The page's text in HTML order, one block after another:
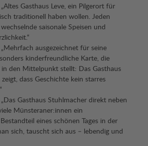
„Altes Gasthaus Leve, ein Pilgerort für
traditionell haben wollen. Jeden
saisonale Speisen und
„Mehrfach ausgezeichnet für seine
kinderfreundliche Karte, die
in den Mittelpunkt stellt: Das Gasthaus
dass Geschichte kein starres
„Das Gasthaus Stuhlmacher direkt neben
Münsteraner:innen ein
eines schönen Tages in der
sich, tauscht sich aus – lebendig und